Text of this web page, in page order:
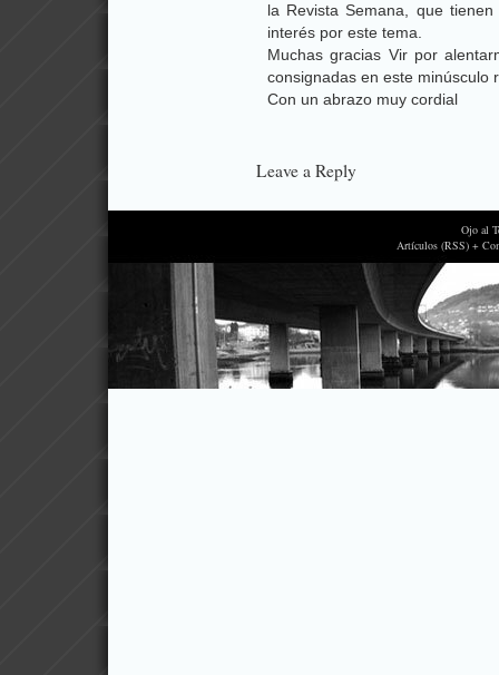
la Revista Semana, que
interés por este tema.
Muchas gracias Vir por
consignadas en este minúsculo
Con un abrazo muy cordial
Leave a Reply
Ojo al
Artículos (RSS) +